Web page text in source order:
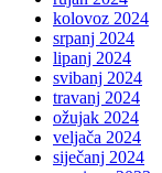
kolovoz 2024
srpanj 2024
lipanj 2024
svibanj 2024
travanj 2024
ožujak 2024
veljača 2024
siječanj 2024